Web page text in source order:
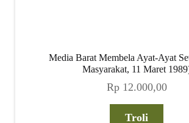
Media Barat Membela Ayat-Ayat
Masyarakat, 11 Maret
Rp12.000,00
Troli